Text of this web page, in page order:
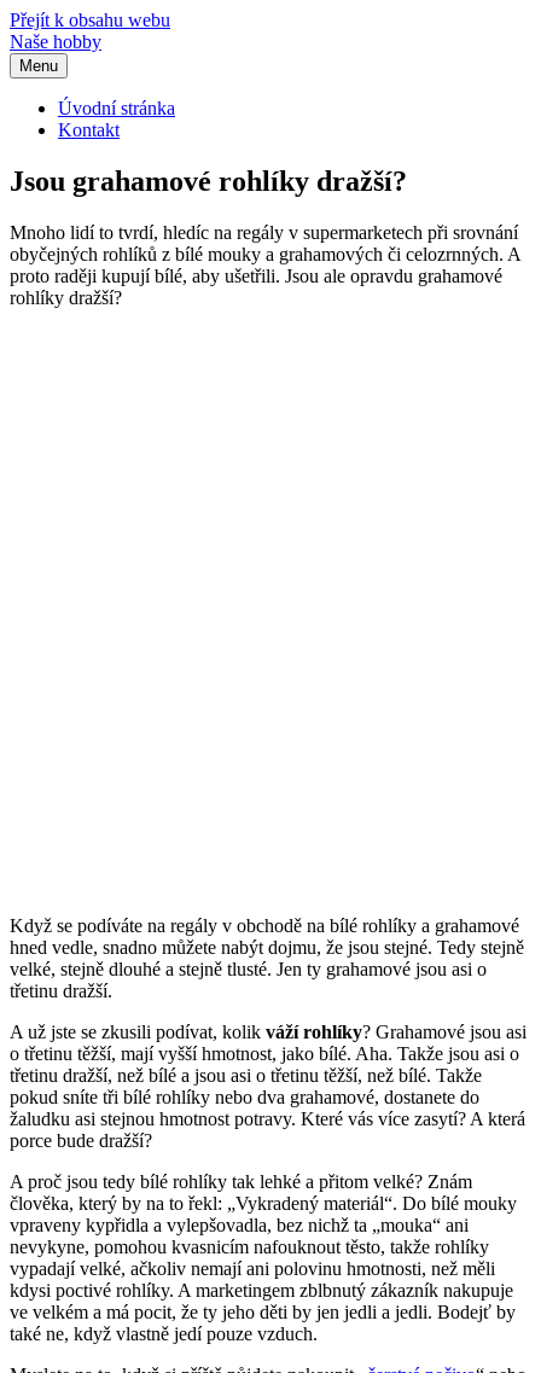
Přejít k obsahu webu
Naše hobby
Menu
Úvodní stránka
Kontakt
Jsou grahamové rohlíky dražší?
Mnoho lidí to tvrdí, hledíc na regály v supermarketech při srovnání
obyčejných rohlíků z bílé mouky a grahamových či celozrnných. A
proto raději kupují bílé, aby ušetřili. Jsou ale opravdu grahamové
rohlíky dražší?
Když se podíváte na regály v obchodě na bílé rohlíky a grahamové
hned vedle, snadno můžete nabýt dojmu, že jsou stejné. Tedy stejně
velké, stejně dlouhé a stejně tlusté. Jen ty grahamové jsou asi o
třetinu dražší.
A už jste se zkusili podívat, kolik váží rohlíky? Grahamové jsou asi
o třetinu těžší, mají vyšší hmotnost, jako bílé. Aha. Takže jsou asi o
třetinu dražší, než bílé a jsou asi o třetinu těžší, než bílé. Takže
pokud sníte tři bílé rohlíky nebo dva grahamové, dostanete do
žaludku asi stejnou hmotnost potravy. Které vás více zasytí? A která
porce bude dražší?
A proč jsou tedy bílé rohlíky tak lehké a přitom velké? Znám
člověka, který by na to řekl: „Vykradený materiál“. Do bílé mouky
vpraveny kypřidla a vylepšovadla, bez nichž ta „mouka“ ani
nevykyne, pomohou kvasnicím nafouknout těsto, takže rohlíky
vypadají velké, ačkoliv nemají ani polovinu hmotnosti, než měli
kdysi poctivé rohlíky. A marketingem zblbnutý zákazník nakupuje
ve velkém a má pocit, že ty jeho děti by jen jedli a jedli. Bodejť by
také ne, když vlastně jedí pouze vzduch.